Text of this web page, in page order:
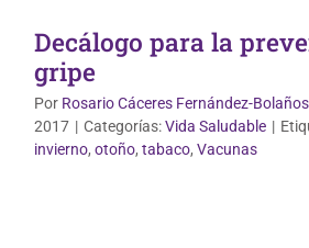
Decálogo para la
gripe
Por Rosario Cáceres Fernández-Bolaños
2017 | Categorías:Vida Saludable |
invierno, otoño, tabaco, Vacunas
Uso correcto de